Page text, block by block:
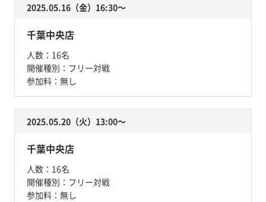
2025.05.16（金）16:30〜
千葉中央店
人数： 16名
開催種別： フリー対戦
参加料： 無し
2025.05.20（火）13:00〜
千葉中央店
人数： 16名
開催種別： フリー対戦
参加料： 無し